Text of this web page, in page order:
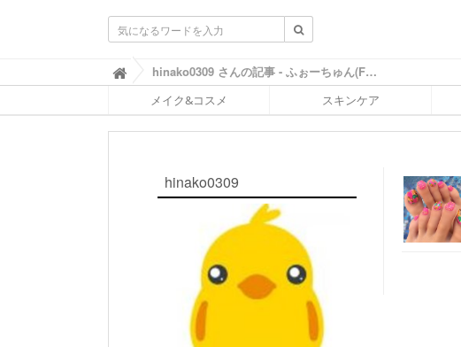
ふ
ぉ
ち
ゅ
hinako0309 さんの記事 - ふぉーちゅん(FORTUNE)
メイク&コスメ スキンケア
hinako0309